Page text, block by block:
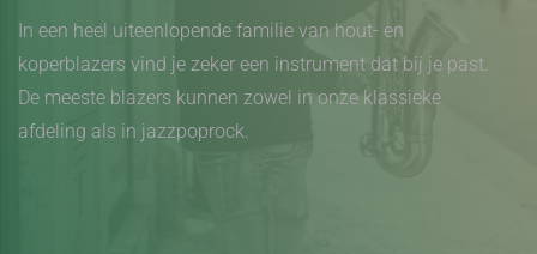
In een heel uiteenlopende familie van hout- en
koperblazers vind je zeker een instrument dat bij je past.
De meeste blazers kunnen zowel in onze klassieke
afdeling als in jazzpoprock.